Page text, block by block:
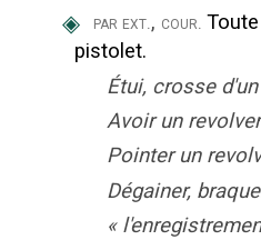
◈ par ext., cour.
pistolet.
Étui, crosse
Avoir un
Pointer un
Dégainer,
«